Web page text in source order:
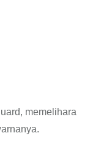
memelihara